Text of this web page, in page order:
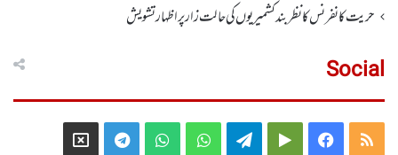
حریت کانفرنس کا نظر بند کشمیریوں کی حالت زار پر اظہار تشویش
Social
RSS
Facebook
Google
Telegram
WhatsApp
WhatsApp
Telegram
X